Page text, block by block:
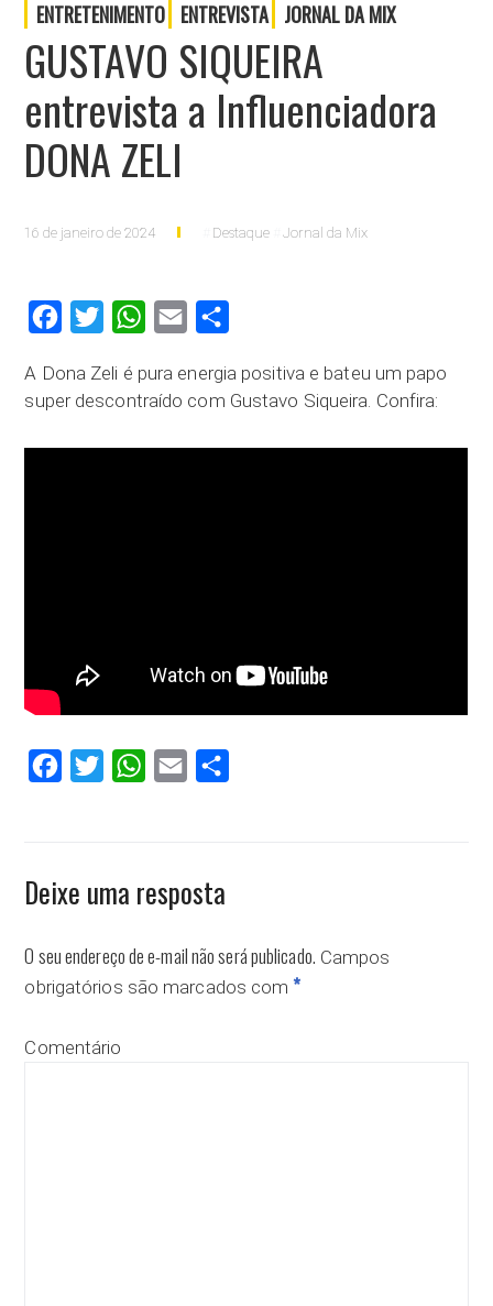
ENTRETENIMENTO ENTREVISTA JORNAL DA MIX
GUSTAVO SIQUEIRA
entrevista a Influenciadora
DONA ZELI
16 de janeiro de 2024 Destaque Jornal da Mix
FacebookTwitter WhatsApp
Email
A Dona Zeli é pura energia positiva e bateu um papo
super descontraído com Gustavo Siqueira. Confira:
FacebookTwitter WhatsApp
Email
Deixe uma resposta
O seu endereço de e-mail não será publicado. Campos
obrigatórios são marcados com *
Comentário